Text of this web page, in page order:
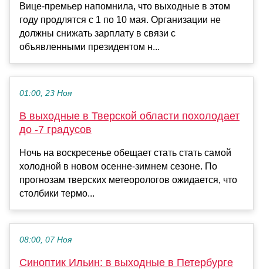
Вице-премьер напомнила, что выходные в этом
году продлятся с 1 по 10 мая. Организации не
должны снижать зарплату в связи с
объявленными президентом н...
01:00, 23 Ноя
В выходные в Тверской области похолодает
до -7 градусов
Ночь на воскресенье обещает стать стать самой
холодной в новом осенне-зимнем сезоне. По
прогнозам тверских метеорологов ожидается, что
столбики термо...
08:00, 07 Ноя
Синоптик Ильин: в выходные в Петербурге